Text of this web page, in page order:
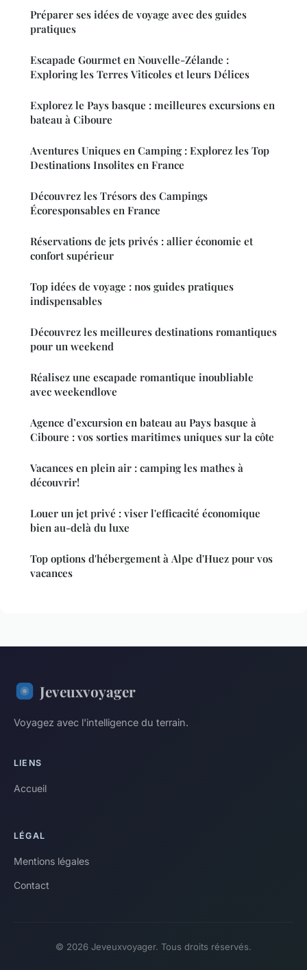
Préparer ses idées de voyage avec des guides
pratiques
Escapade Gourmet en Nouvelle-Zélande :
Exploring les Terres Viticoles et leurs Délices
Explorez le Pays basque : meilleures excursions en
bateau à Ciboure
Aventures Uniques en Camping : Explorez les Top
Destinations Insolites en France
Découvrez les Trésors des Campings
Écoresponsables en France
Réservations de jets privés : allier économie et
confort supérieur
Top idées de voyage : nos guides pratiques
indispensables
Découvrez les meilleures destinations romantiques
pour un weekend
Réalisez une escapade romantique inoubliable
avec weekendlove
Agence d’excursion en bateau au Pays basque à
Ciboure : vos sorties maritimes uniques sur la côte
Vacances en plein air : camping les mathes à
découvrir!
Louer un jet privé : viser l'efficacité économique
bien au-delà du luxe
Top options d'hébergement à Alpe d'Huez pour vos
vacances
Jeveuxvoyager
Voyagez avec l'intelligence du terrain.
LIENS
Accueil
LÉGAL
Mentions légales
Contact
© 2026 Jeveuxvoyager. Tous droits réservés.